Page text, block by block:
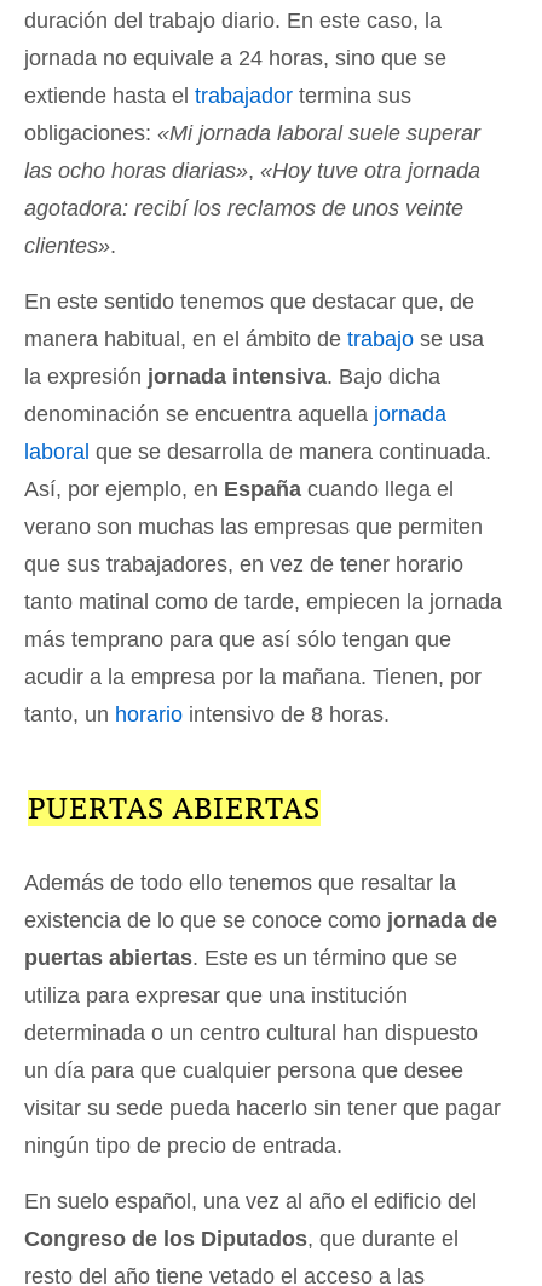
duración del trabajo diario. En este caso, la
jornada no equivale a 24 horas, sino que se
extiende hasta el trabajador termina sus
obligaciones: «Mi jornada laboral suele superar
las ocho horas diarias», «Hoy tuve otra jornada
agotadora: recibí los reclamos de unos veinte
clientes».
En este sentido tenemos que destacar que, de
manera habitual, en el ámbito de trabajo se usa
la expresión jornada intensiva. Bajo dicha
denominación se encuentra aquella jornada
laboral que se desarrolla de manera continuada.
Así, por ejemplo, en España cuando llega el
verano son muchas las empresas que permiten
que sus trabajadores, en vez de tener horario
tanto matinal como de tarde, empiecen la jornada
más temprano para que así sólo tengan que
acudir a la empresa por la mañana. Tienen, por
tanto, un horario intensivo de 8 horas.
PUERTAS ABIERTAS
Además de todo ello tenemos que resaltar la
existencia de lo que se conoce como jornada de
puertas abiertas. Este es un término que se
utiliza para expresar que una institución
determinada o un centro cultural han dispuesto
un día para que cualquier persona que desee
visitar su sede pueda hacerlo sin tener que pagar
ningún tipo de precio de entrada.
En suelo español, una vez al año el edificio del
Congreso de los Diputados, que durante el
resto del año tiene vetado el acceso a las